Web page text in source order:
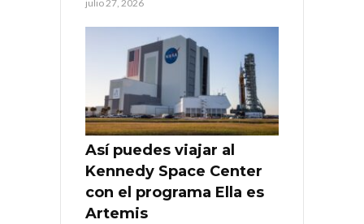
julio 27, 2026
Así puedes viajar al
Kennedy Space Center
con el programa Ella es
Artemis